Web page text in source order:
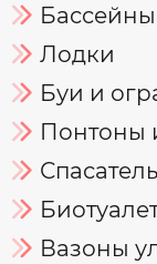
Бассейны
Лодки
Буи и
Понтоны
Вазоны